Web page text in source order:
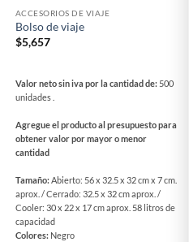
ACCESORIOS DE VIAJE
Bolso de viaje
$5,657
Valor neto sin iva por la cantidad de: 500
unidades .
Agregue el producto al presupuesto para
obtener valor por mayor o menor
cantidad
Tamaño:Abierto: 56 x 32.5 x 32 cm x 7 cm.
aprox. / Cerrado: 32.5 x 32 cm aprox. /
Cooler: 30 x 22 x 17 cm aprox. 58 litros de
capacidad
Colores: Negro